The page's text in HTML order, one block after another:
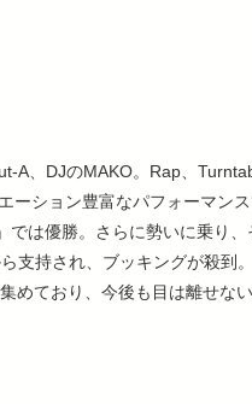
A、DJのMAKO。Rap、
ション豊富なパフォーマン
は優勝。さらに勢いに乗り
支持され、ブッキングが殺到
めており、今後も目は離せな